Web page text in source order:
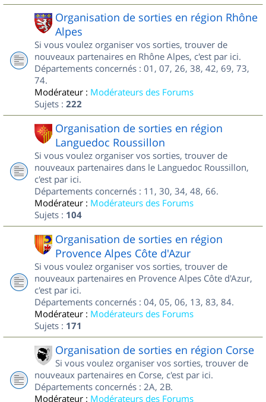
Organisation de sorties en région Rhône
Alpes
Si vous voulez organiser vos sorties, trouver de
nouveaux partenaires en Rhône Alpes, c'est par ici.
Départements concernés : 01, 07, 26, 38, 42, 69, 73,
74.
Modérateur : Modérateurs des Forums
Sujets : 222
Organisation de sorties en région
Languedoc Roussillon
Si vous voulez organiser vos sorties, trouver de
nouveaux partenaires dans le Languedoc Roussillon,
c'est par ici.
Départements concernés : 11, 30, 34, 48, 66.
Modérateur : Modérateurs des Forums
Sujets : 104
Organisation de sorties en région
Provence Alpes Côte d'Azur
Si vous voulez organiser vos sorties, trouver de
nouveaux partenaires en Provence Alpes Côte d'Azur,
c'est par ici.
Départements concernés : 04, 05, 06, 13, 83, 84.
Modérateur : Modérateurs des Forums
Sujets : 171
Organisation de sorties en région Corse
Si vous voulez organiser vos sorties, trouver de
nouveaux partenaires en Corse, c'est par ici.
Départements concernés : 2A, 2B.
Modérateur : Modérateurs des Forums